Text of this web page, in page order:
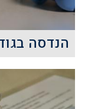
פיינמן
הנדסה